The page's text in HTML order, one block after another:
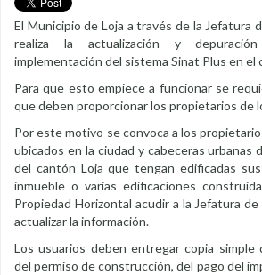
El Municipio de Loja a través de la Jefatura
realiza la actualización y
implementación del sistema Sinat Plus en el
Para que esto empiece a funcionar se
que deben proporcionar los propietarios de
Por este motivo se convoca a los
ubicados en la ciudad y cabeceras urbanas
del cantón Loja que tengan edificadas
inmueble o varias edificaciones
Propiedad Horizontal acudir a la Jefatura
actualizar la información.
Los usuarios deben entregar copia simple
del permiso de construcción, del pago del